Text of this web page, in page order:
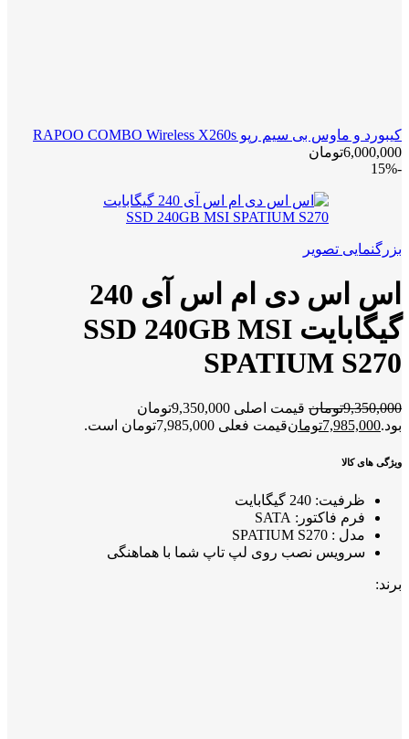
کیبورد و ماوس بی سیم رپو RAPOO COMBO Wireless X260s
6,000,000تومان
-15%
بزرگنمایی تصویر
اس اس دی ام اس آی 240
گیگابایت SSD 240GB MSI
SPATIUM S270
9,350,000تومان
قیمت اصلی 9,350,000تومان
بود.7,985,000تومانقیمت فعلی 7,985,000تومان است.
ویژگی های کالا
ظرفیت: 240 گیگابایت
فرم فاکتور: SATA
مدل : SPATIUM S270
سرویس نصب روی لپ تاپ شما با هماهنگی
برند: